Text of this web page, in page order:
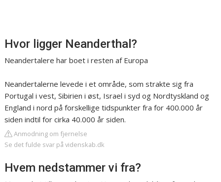
Hvor ligger Neanderthal?
Neandertalere har boet i resten af Europa
Neandertalerne levede i et område, som strakte sig fra
Portugal i vest, Sibirien i øst, Israel i syd og Nordtyskland og
England i nord på forskellige tidspunkter fra for 400.000 år
siden indtil for cirka 40.000 år siden.
Anmodning om fjernelse
Se det fulde svar på videnskab.dk
Hvem nedstammer vi fra?